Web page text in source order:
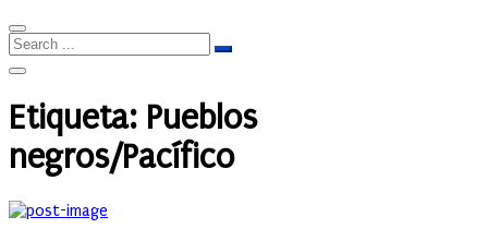
Etiqueta: Pueblos
negros/Pacífico